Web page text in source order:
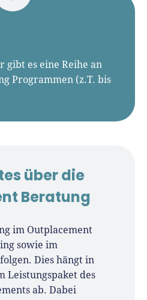
gibt es eine Reihe an
Programmen (z.T. bis
über die
Beratung
im Outplacement
sowie im
Dies hängt in
Leistungspaket des
ab. Dabei